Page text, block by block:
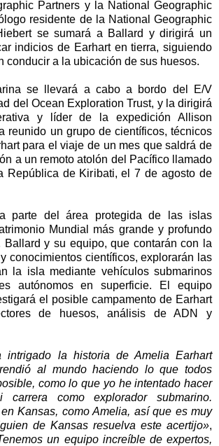
Partners y la National Geographic
residente de la National Geographic
se sumará a Ballard y dirigirá un
indicios de Earhart en tierra, siguiendo
conducir a la ubicación de sus huesos.
se llevará a cabo a bordo del E/V
del Ocean Exploration Trust, y la dirigirá
y líder de la expedición Allison
reunido un grupo de científicos, técnicos
para el viaje de un mes que saldrá de
a un remoto atolón del Pacífico llamado
República de Kiribati, el 7 de agosto de
parte del área protegida de las islas
Mundial más grande y profundo
Ballard y su equipo, que contarán con la
conocimientos científicos, explorarán las
la isla mediante vehículos submarinos
autónomos en superficie. El equipo
el posible campamento de Earhart
de huesos, análisis de ADN y
intrigado la historia de Amelia Earhart
al mundo haciendo lo que todos
como lo que yo he intentado hacer
carrera como explorador submarino.
Kansas, como Amelia, así que es muy
de Kansas resuelva este acertijo»,
un equipo increíble de expertos,